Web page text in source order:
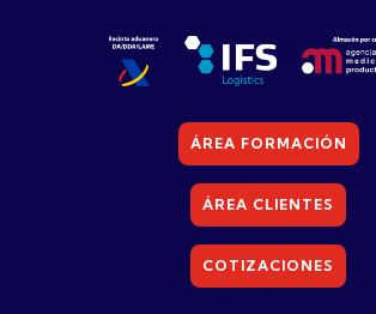
ÁREA FORMACIÓN
ÁREA CLIENTES
COTIZACIONES